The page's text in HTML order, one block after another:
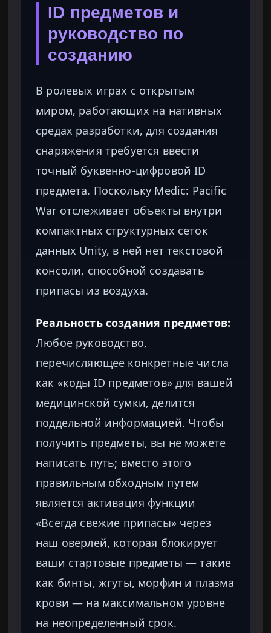
ID предметов и
руководство по
созданию
В ролевых играх с открытым
миром, работающих на нативных
средах разработки, для создания
снаряжения требуется ввести
точный буквенно-цифровой ID
предмета. Поскольку Medic: Pacific
War отслеживает объекты внутри
компактных структурных сеток
данных Unity, в ней нет текстовой
консоли, способной создавать
припасы из воздуха.
Реальность создания предметов:
Любое руководство,
перечисляющее конкретные числа
как «коды ID предметов» для вашей
медицинской сумки, делится
поддельной информацией. Чтобы
получить предметы, вы не можете
написать путь; вместо этого
правильным обходным путем
является активация функции
«Всегда свежие припасы» через
наш оверлей, которая блокирует
ваши стартовые предметы — такие
как бинты, жгуты, морфин и плазма
крови — на максимальном уровне
на неопределенный срок.